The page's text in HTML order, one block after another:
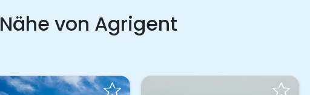
von Agrigent